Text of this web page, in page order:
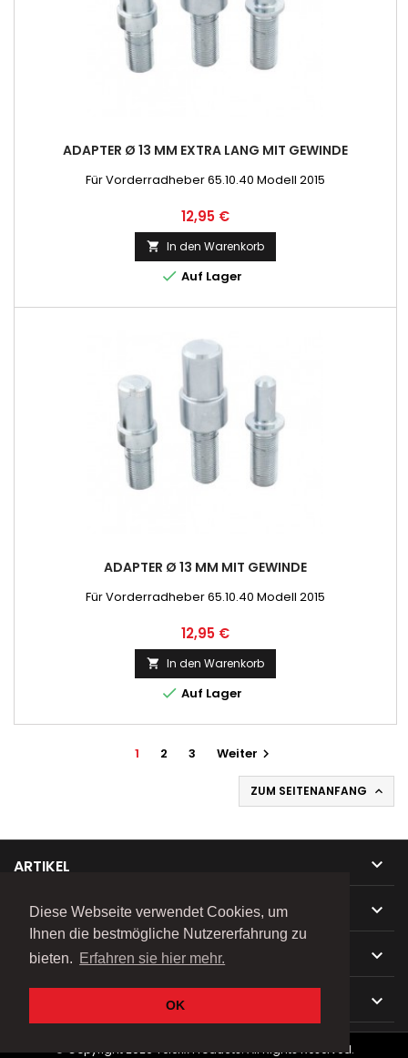
Diese Webseite verwendet Cookies, um
Ihnen die bestmögliche Nutzererfahrung zu
bieten. Erfahren sie hier mehr.
OK
ADAPTER Ø 13 MM EXTRA LANG MIT GEWINDE
Für Vorderradheber 65.10.40 Modell 2015
Preis
12,95 €
 In den Warenkorb
 Auf Lager
ADAPTER Ø 13 MM MIT GEWINDE
Für Vorderradheber 65.10.40 Modell 2015
Preis
12,95 €
 In den Warenkorb
 Auf Lager
1 2 3 Weiter 
ZUM SEITENANFANG 
ARTIKEL 
UNTERNEHMEN 
IHR KONTO 

© Copyright 2026 Telefix Products. All Rights Reserved.